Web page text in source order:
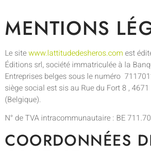
MENTIONS
Le sitewww.lattitudedesheros.com est
Éditions srl, société immatriculée à la
Entreprises belges sous le numéro
siège social est sis au Rue du Fort 8 ,
(Belgique).
N° de TVA intracommunautaire : BE
COORDONNÉES